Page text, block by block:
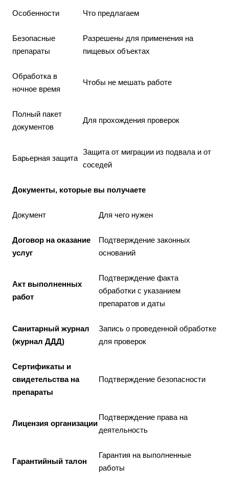
Особенности Что предлагаем
Безопасные
препараты
Разрешены для применения на
пищевых объектах
Обработка в
ночное время
Чтобы не мешать работе
Полный пакет
документов
Для прохождения проверок
Барьерная защита
Защита от миграции из подвала и от
соседей
Документы, которые вы получаете
Документ Для чего нужен
Договор на оказание
услуг
Подтверждение законных
оснований
Акт выполненных
работ
Подтверждение факта
обработки с указанием
препаратов и даты
Санитарный журнал
(журнал ДДД)
Запись о проведенной обработке
для проверок
Сертификаты и
свидетельства на
препараты
Подтверждение безопасности
Лицензия организации
Подтверждение права на
деятельность
Гарантийный талон
Гарантия на выполненные
работы